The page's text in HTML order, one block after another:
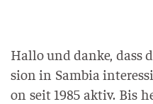
Hal­lo und dan­ke, dass
si­on in Sam­bia
on seit 1985 aktiv. Bis